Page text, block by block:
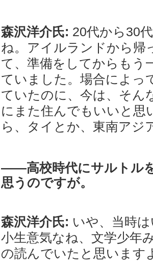
森沢洋介氏: 20代から30
ね。アイルランドから帰
て、準備をしてからもう
ていました。場合によっ
ていたのに、今は、そん
にまた住んでもいいと思
ら、タイとか、東南アジ
――高校時代にサルトル
思うのですが。
森沢洋介氏: いや、当時
小生意気なね、文学少年
の読んでいたと思います